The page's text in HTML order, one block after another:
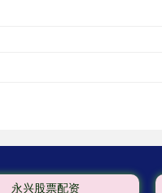
永兴股票配资